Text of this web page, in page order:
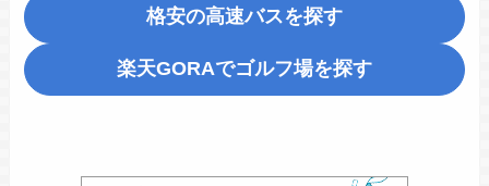
格安の高速バスを探す
楽天GORAでゴルフ場を探す